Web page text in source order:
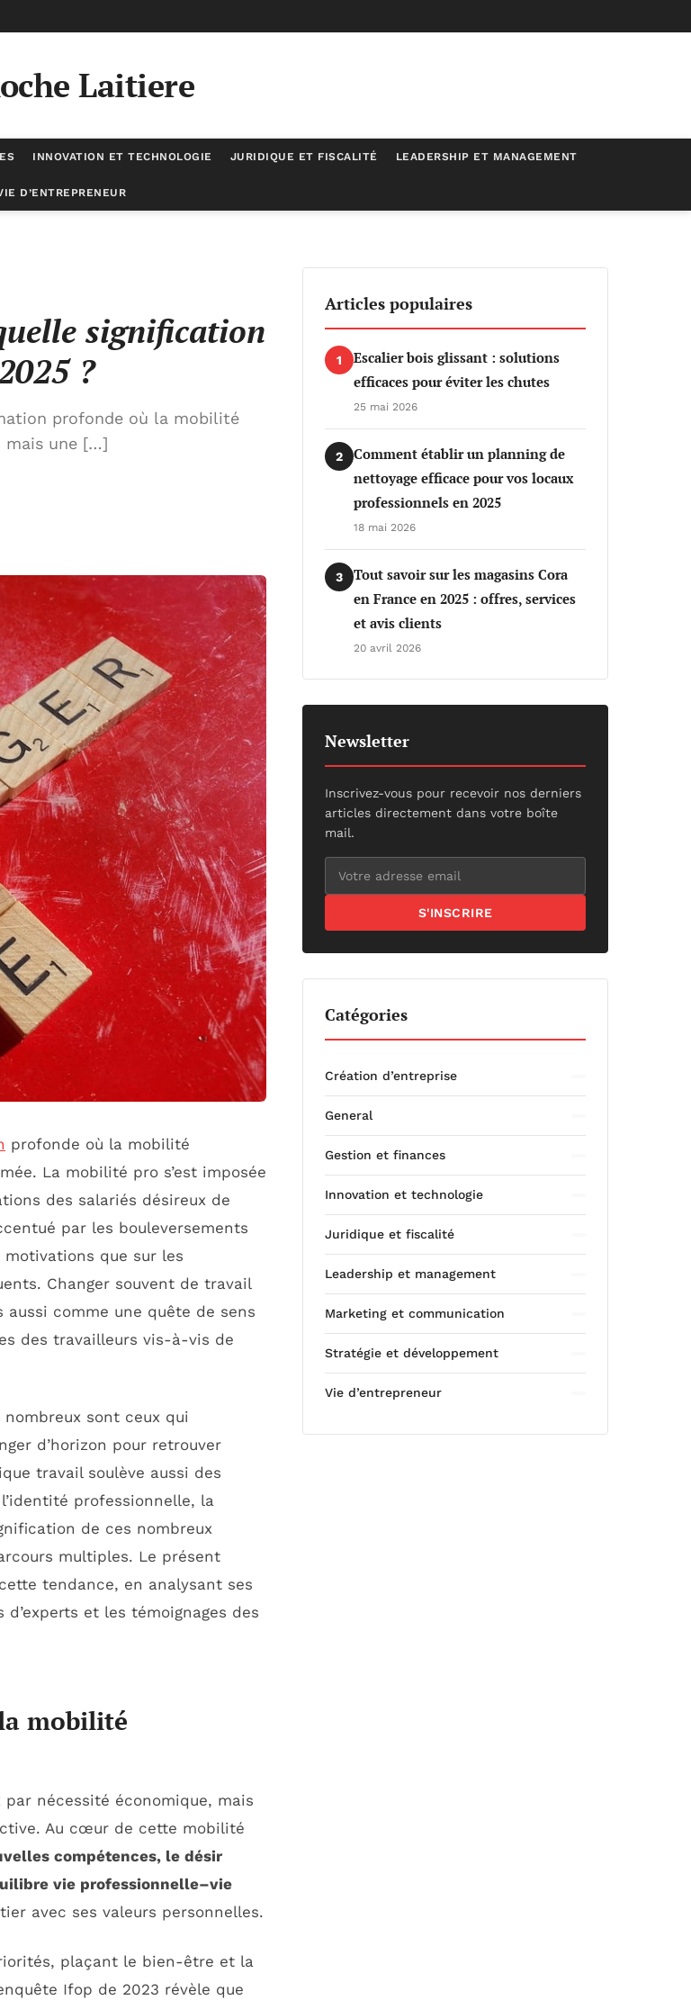
Laitiere
INNOVATION ET TECHNOLOGIE JURIDIQUE ET FISCALITÉ LEADERSHIP ET MANAGEMENT
D’ENTREPRENEUR
en 2025 ?
signification
?
profonde où la mobilité
mais une […]
profonde où la mobilité
La mobilité pro s’est imposée
des salariés désireux de
par les bouleversements
que sur les
Changer souvent de travail
comme une quête de sens
des travailleurs vis-à-vis de
sont ceux qui
d’horizon pour retrouver
travail soulève aussi des
professionnelle, la
de ces nombreux
multiples. Le présent
tendance, en analysant ses
et les témoignages des
mobilité
nécessité économique, mais
Au cœur de cette mobilité
compétences, le désir
vie professionnelle–vie
avec ses valeurs personnelles.
plaçant le bien-être et la
Ifop de 2023 révèle que
Articles populaires
1
Escalier bois glissant : solutions
efficaces pour éviter les chutes
25 mai 2026
2
Comment établir un planning de
nettoyage efficace pour vos locaux
professionnels en 2025
18 mai 2026
3
Tout savoir sur les magasins Cora
en France en 2025 : offres, services
et avis clients
20 avril 2026
Newsletter
Inscrivez-vous pour recevoir nos derniers
articles directement dans votre boîte
mail.
S'INSCRIRE
Catégories
Création d’entreprise
General
Gestion et finances
Innovation et technologie
Juridique et fiscalité
Leadership et management
Marketing et communication
Stratégie et développement
Vie d’entrepreneur